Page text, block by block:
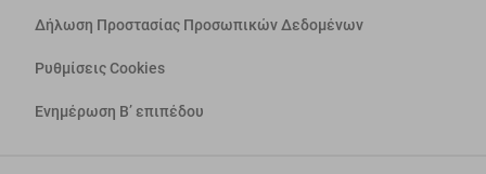
Δήλωση Προστασίας Προσωπικών Δεδομένων
Ρυθμίσεις Cookies
Ενημέρωση Β’ επιπέδου